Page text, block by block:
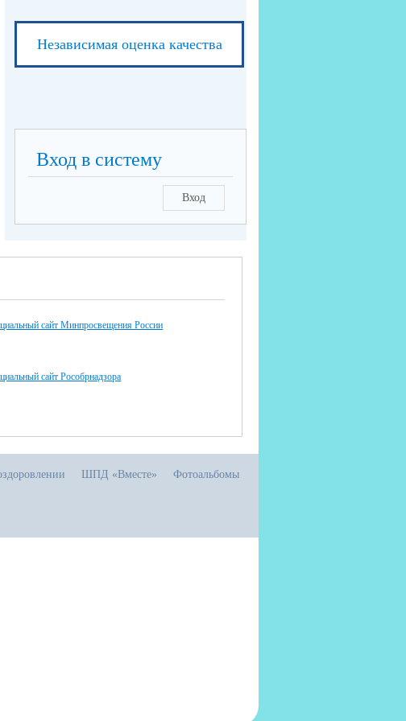
Независимая оценка качества
Вход в систему
Вход
сайт Минпросвещения России
сайт Рособрнадзора
ШПД «Вместе» Фотоальбомы